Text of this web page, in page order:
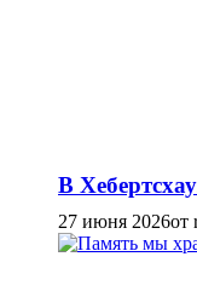
В
27 июня 2026от